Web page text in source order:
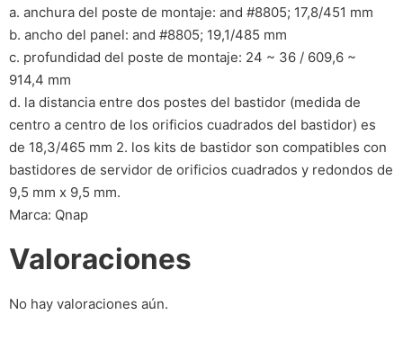
a. anchura del poste de montaje: and #8805; 17,8/451 mm
b. ancho del panel: and #8805; 19,1/485 mm
c. profundidad del poste de montaje: 24 ~ 36 / 609,6 ~
914,4 mm
d. la distancia entre dos postes del bastidor (medida de
centro a centro de los orificios cuadrados del bastidor) es
de 18,3/465 mm 2. los kits de bastidor son compatibles con
bastidores de servidor de orificios cuadrados y redondos de
9,5 mm x 9,5 mm.
Marca: Qnap
Valoraciones
No hay valoraciones aún.